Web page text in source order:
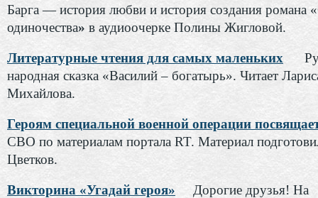
Барга — история любви и история создания романа
одиночества» в аудиоочерке Полины Жигловой.
Литературные чтения для самых маленьких
народная сказка «Василий – богатырь». Читает
Михайлова.
Героям специальной военной операции
СВО по материалам портала RT. Материал
Цветков.
Викторина «Угадай героя»
Дорогие друзья! На